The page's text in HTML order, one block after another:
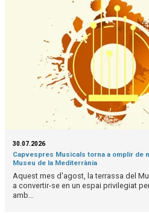
30.07.2026
Capvespres Musicals torna a omplir de
Museu de la Mediterrània
Aquest mes d'agost, la terrassa del
a convertir-se en un espai privilegiat
amb...